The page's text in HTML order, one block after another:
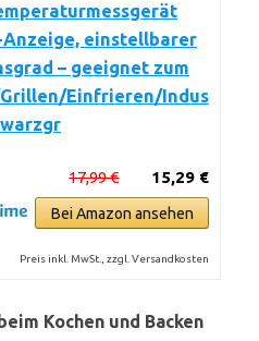
Anzeige, einstellbarer
– geeignet zum
Einfrieren/Indus
15,29 €
17,99 €
Bei Amazon ansehen
Preis inkl. MwSt., zzgl. Versandkosten
Kochen und Backen